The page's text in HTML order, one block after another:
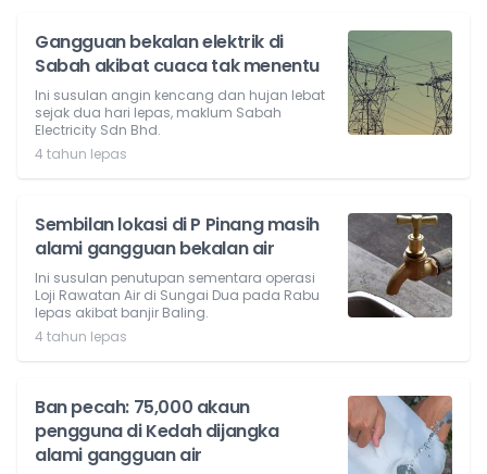
Gangguan bekalan elektrik di
Sabah akibat cuaca tak menentu
Ini susulan angin kencang dan hujan lebat
sejak dua hari lepas, maklum Sabah
Electricity Sdn Bhd.
4 tahun lepas
Sembilan lokasi di P Pinang masih
alami gangguan bekalan air
Ini susulan penutupan sementara operasi
Loji Rawatan Air di Sungai Dua pada Rabu
lepas akibat banjir Baling.
4 tahun lepas
Ban pecah: 75,000 akaun
pengguna di Kedah dijangka
alami gangguan air